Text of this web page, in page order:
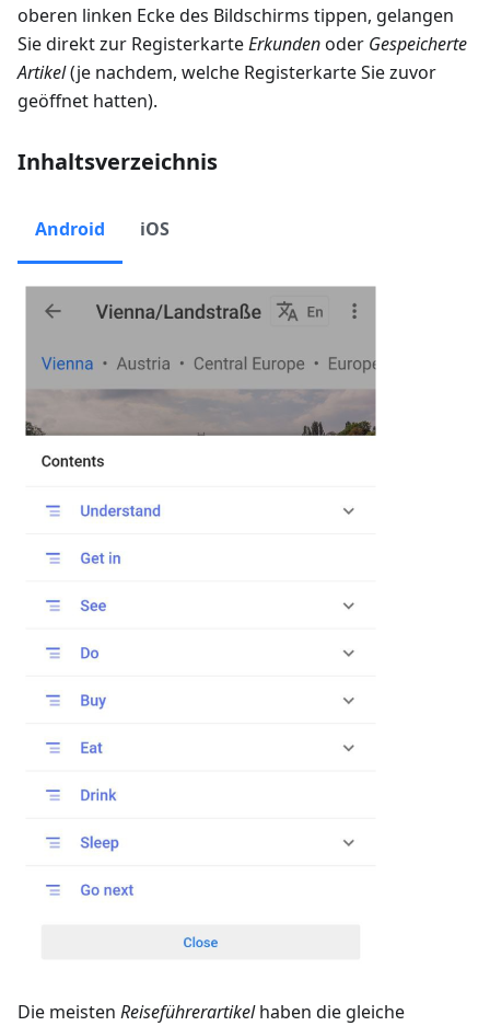
oberen linken Ecke des Bildschirms tippen, gelangen
Sie direkt zur RegisterkarteErkundenoder Gespeicherte
Artikel(je nachdem, welche Registerkarte Sie zuvor
geöffnet hatten).
Inhaltsverzeichnis
Android iOS
Die meisten Reiseführerartikelhaben die gleiche